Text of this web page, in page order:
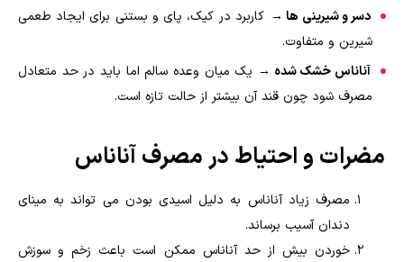
دسر و شیرینی ها → کاربرد در کیک، پای و بستنی برای ایجاد طعمی
شیرین و متفاوت.
آناناس خشک شده → یک میان وعده سالم اما باید در حد متعادل
مصرف شود چون قند آن بیشتر از حالت تازه است.
مضرات و احتیاط در مصرف آناناس
مصرف زیاد آناناس به دلیل اسیدی بودن می تواند به مینای
دندان آسیب برساند.
خوردن بیش از حد آناناس ممکن است باعث زخم و سوزش